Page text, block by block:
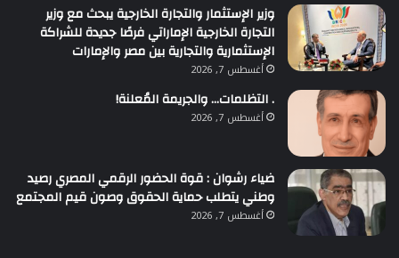
وزير الإستثمار والتجارة الخارجية يبحث مع وزير
التجارة الخارجية الإماراتي فرصًا جديدة للشراكة
الإستثمارية والتجارية بين مصر والإمارات
أغسطس 7, 2026
. التظلمات… والجريمة المُعلنة!
أغسطس 7, 2026
ضياء رشوان : قوة الحضور الرقمي المصري رصيد
وطني يتطلب حماية الحقوق وصون قيم المجتمع
أغسطس 7, 2026